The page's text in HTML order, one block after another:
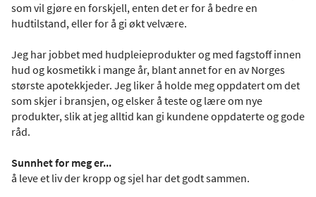
som vil gjøre en forskjell, enten det er for å bedre en
hudtilstand, eller for å gi økt velvære.
Jeg har jobbet med hudpleieprodukter og med fagstoff innen
hud og kosmetikk i mange år, blant annet for en av Norges
største apotekkjeder. Jeg liker å holde meg oppdatert om det
som skjer i bransjen, og elsker å teste og lære om nye
produkter, slik at jeg alltid kan gi kundene oppdaterte og gode
råd.
Sunnhet for meg er...
å leve et liv der kropp og sjel har det godt sammen.